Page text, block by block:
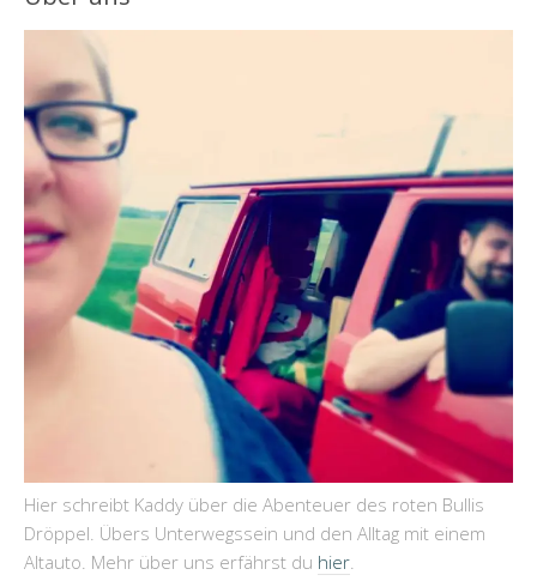
Hier schreibt Kaddy über die Abenteuer des roten Bullis
Dröppel. Übers Unterwegssein und den Alltag mit einem
Altauto. Mehr über uns erfährst du hier